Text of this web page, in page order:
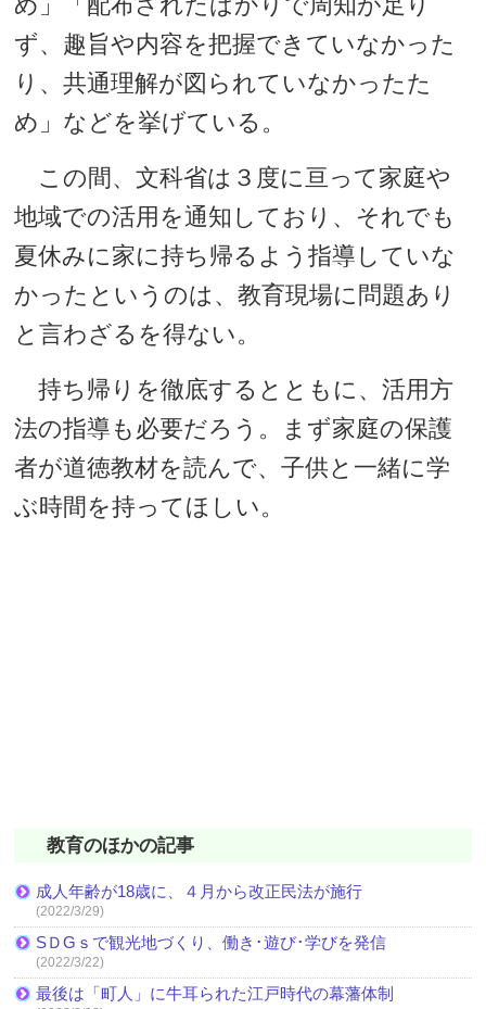
ず、趣旨や内容を把握できていなかった
り、共通理解が図られていなかったた
め」などを挙げている。
この間、文科省は３度に亘って家庭や
地域での活用を通知しており、それでも
夏休みに家に持ち帰るよう指導していな
かったというのは、教育現場に問題あり
と言わざるを得ない。
持ち帰りを徹底するとともに、活用方
法の指導も必要だろう。まず家庭の保護
者が道徳教材を読んで、子供と一緒に学
ぶ時間を持ってほしい。
教育のほかの記事
成人年齢が18歳に、４月から改正民法が施行
(2022/3/29)
SＤGｓで観光地づくり、働き･遊び･学びを発信
(2022/3/22)
最後は「町人」に牛耳られた江戸時代の幕藩体制